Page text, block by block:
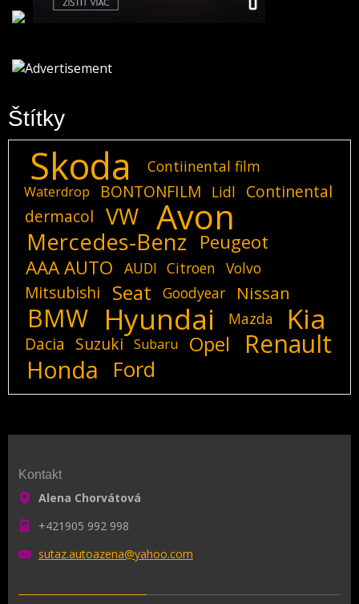
Štítky
Skoda Contiinental film
Waterdrop BONTONFILM Lidl
Continental
dermacol
VW Avon
Mercedes-Benz
Peugeot
AAA AUTO
AUDI Citroen Volvo
Mitsubishi Seat Goodyear Nissan
BMW Hyundai Mazda Kia
Dacia Suzuki Subaru Opel Renault
Honda Ford
Kontakt
Alena Chorvátová
+421905 992 998
sutaz.autoazena@yahoo.com